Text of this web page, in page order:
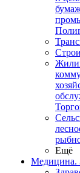
Ещё
Медицина.